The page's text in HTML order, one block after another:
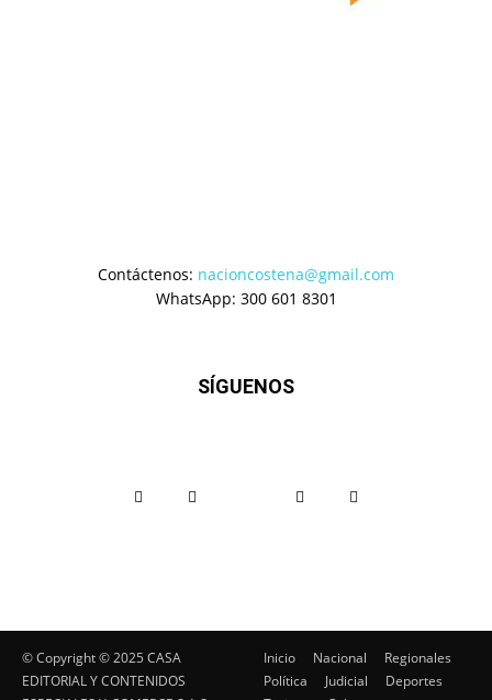
Contáctenos: nacioncostena@gmail.com
WhatsApp: 300 601 8301
SÍGUENOS
© Copyright ©️ 2025 CASA
EDITORIAL Y CONTENIDOS
Inicio Nacional
Regionales
Política
Judicial
Deportes